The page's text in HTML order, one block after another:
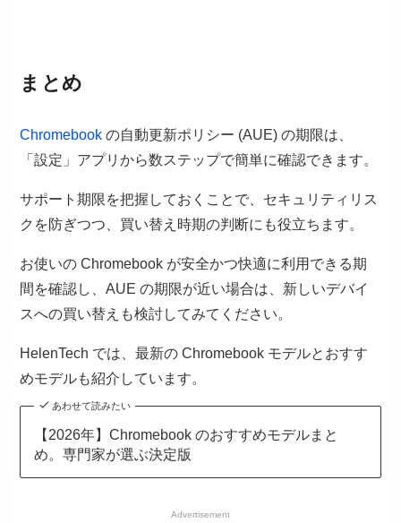
まとめ
Chromebook の自動更新ポリシー (AUE) の期限は、
「設定」アプリから数ステップで簡単に確認できます。
サポート期限を把握しておくことで、セキュリティリス
クを防ぎつつ、買い替え時期の判断にも役立ちます。
お使いの Chromebook が安全かつ快適に利用できる期
間を確認し、AUE の期限が近い場合は、新しいデバイ
スへの買い替えも検討してみてください。
HelenTech では、最新の Chromebook モデルとおすす
めモデルも紹介しています。
あわせて読みたい
【2026年】Chromebook のおすすめモデルまと
め。専門家が選ぶ決定版
Advertisement